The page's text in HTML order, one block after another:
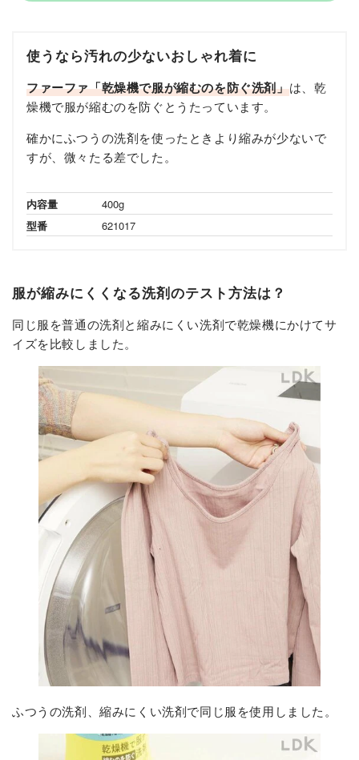
使うなら汚れの少ないおしゃれ着に
ファーファ「乾燥機で服が縮むのを防ぐ洗剤」は、乾
燥機で服が縮むのを防ぐとうたっています。
確かにふつうの洗剤を使ったときより縮みが少ないで
すが、微々たる差でした。
内容量
400g
型番
621017
服が縮みにくくなる洗剤のテスト方法は？
同じ服を普通の洗剤と縮みにくい洗剤で乾燥機にかけてサ
イズを比較しました。
ふつうの洗剤、縮みにくい洗剤で同じ服を使用しました。